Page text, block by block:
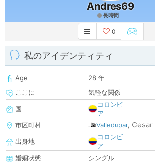
Andres69
長時間
0
私のアイデンティティ
Age
28 年
ここに
気軽な関係
国
コロンビ
ア
市区町村
Valledupar, Cesar
出身地
コロンビ
ア
婚姻状態
シングル